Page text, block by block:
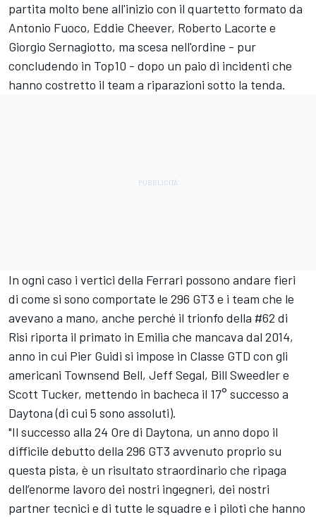
partita molto bene all'inizio con il quartetto formato da
Antonio Fuoco, Eddie Cheever, Roberto Lacorte e
Giorgio Sernagiotto, ma scesa nell'ordine - pur
concludendo in Top10 - dopo un paio di incidenti che
hanno costretto il team a riparazioni sotto la tenda.
In ogni caso i vertici della Ferrari possono andare fieri
di come si sono comportate le 296 GT3 e i team che le
avevano a mano, anche perché il trionfo della #62 di
Risi riporta il primato in Emilia che mancava dal 2014,
anno in cui Pier Guidi si impose in Classe GTD con gli
americani Townsend Bell, Jeff Segal, Bill Sweedler e
Scott Tucker, mettendo in bacheca il 17° successo a
Daytona (di cui 5 sono assoluti).
"Il successo alla 24 Ore di Daytona, un anno dopo il
difficile debutto della 296 GT3 avvenuto proprio su
questa pista, è un risultato straordinario che ripaga
dell’enorme lavoro dei nostri ingegneri, dei nostri
partner tecnici e di tutte le squadre e i piloti che hanno